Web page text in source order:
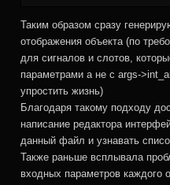
Таким образом сразу
отображения объекта (по
для сигналов и слотов,
параметрами а не с args-
упростить жизнь)
Благодаря такому подходу
написание редактора
данный файл и узнавать
Также раньше всплывала
входных параметров каждого